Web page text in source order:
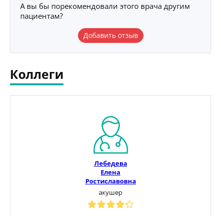
А вы бы порекомендовали этого врача другим
пациентам?
Добавить отзыв
Коллеги
Лебедева
Елена
Ростиславовна
акушер